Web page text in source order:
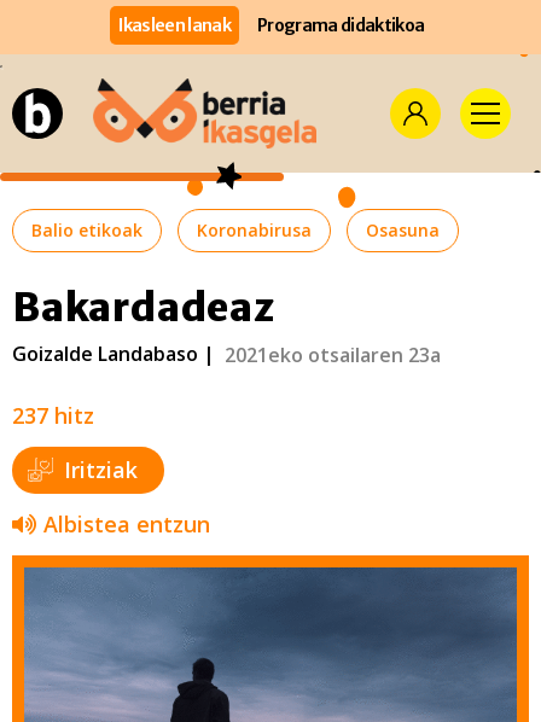
Ikasleen lanak Programa didaktikoa
Balio etikoak Koronabirusa Osasuna
Bakardadeaz
Goizalde Landabaso | 2021eko otsailaren 23a
237 hitz
Iritziak
Albistea entzun